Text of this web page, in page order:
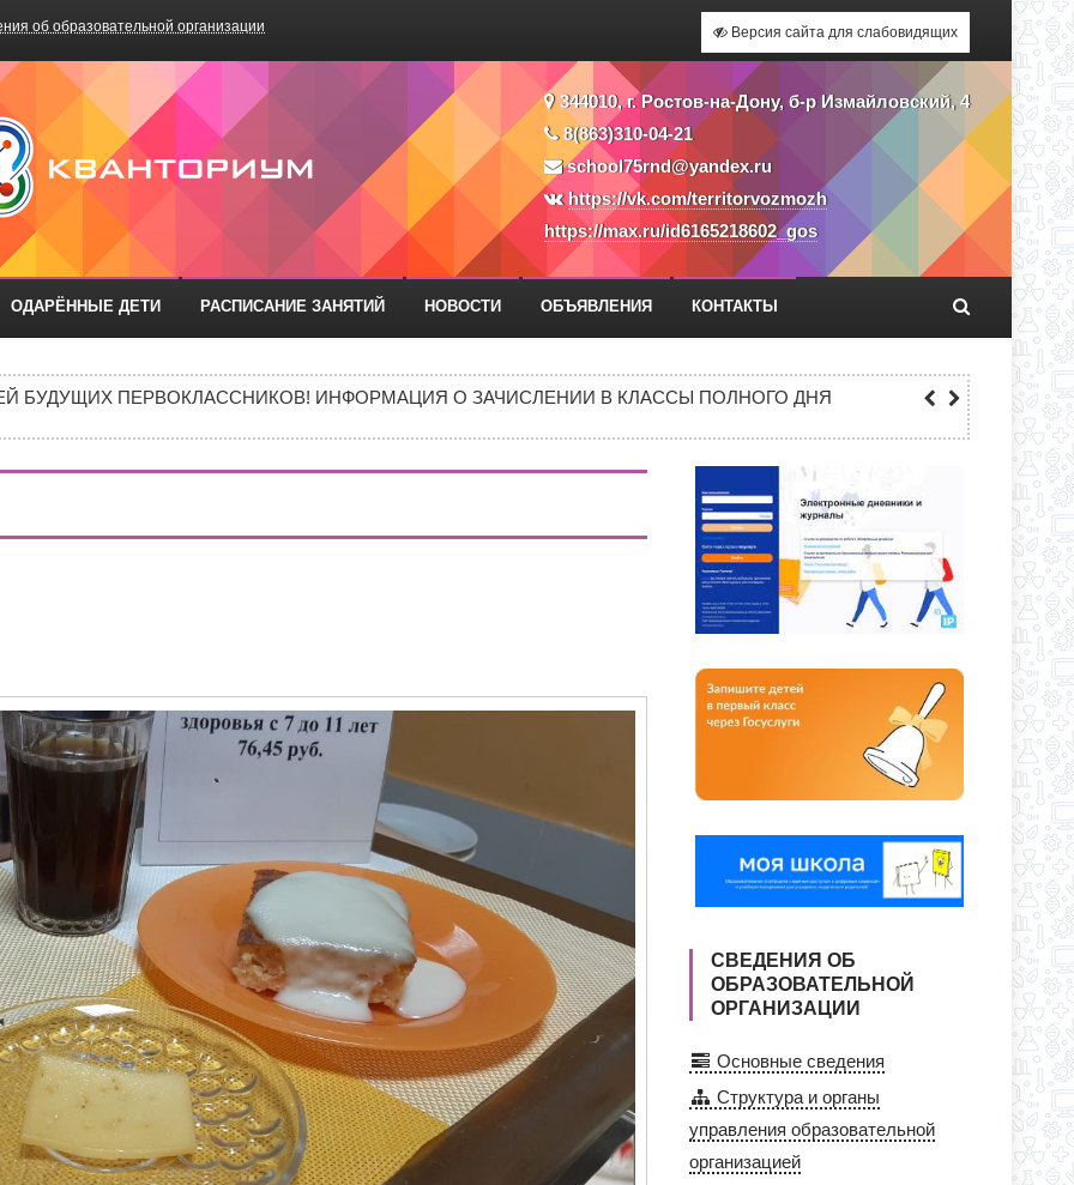
об образовательной организации Версия сайта для слабовидящих
«Школа №75»
344010, г. Ростов-на-Дону, б-р Измайловский, 4
8(863)310-04-21
school75rnd@yandex.ru
https://vk.com/territorvozmozh
https://max.ru/id6165218602_gos
ОДАРЁННЫЕ ДЕТИ РАСПИСАНИЕ ЗАНЯТИЙ НОВОСТИ ОБЪЯВЛЕНИЯ КОНТАКТЫ
ПОЧЕМУ ПОДРОСТКИ ВСЁ ЧАЩЕ ВЫБИРАЮТ АПТЕКУ?
БУДУЩИХ ПЕРВОКЛАССНИКОВ! ИНФОРМАЦИЯ О ЗАЧИСЛЕНИИ В КЛАССЫ ПОЛНОГО ДНЯ
ДЛЯ ЗАЧИСЛЕНИЯ ДЕТЕЙ В ПЕРВЫЙ КЛАСС
В 10 КЛАСС
СВЕДЕНИЯ ОБ
ОБРАЗОВАТЕЛЬНОЙ
ОРГАНИЗАЦИИ
Основные сведения
Структура и органы
управления образовательной
организацией